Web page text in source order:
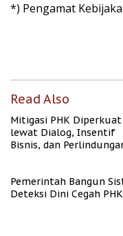
*) Pengamat
Read Also
Mitigasi PHK Diperkuat
lewat Dialog, Insentif
Bisnis, dan
Pemerintah Bangun
Deteksi Dini Cegah PHK